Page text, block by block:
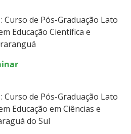
Curso de Pós-Graduação Lato
Educação Científica e
Curso de Pós-Graduação Lato
Educação em Ciências e
do Sul